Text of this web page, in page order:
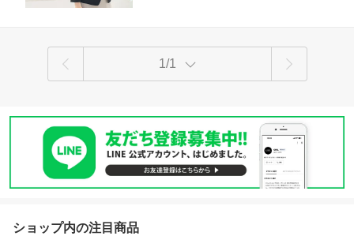
1/1
ショップ内の注目商品